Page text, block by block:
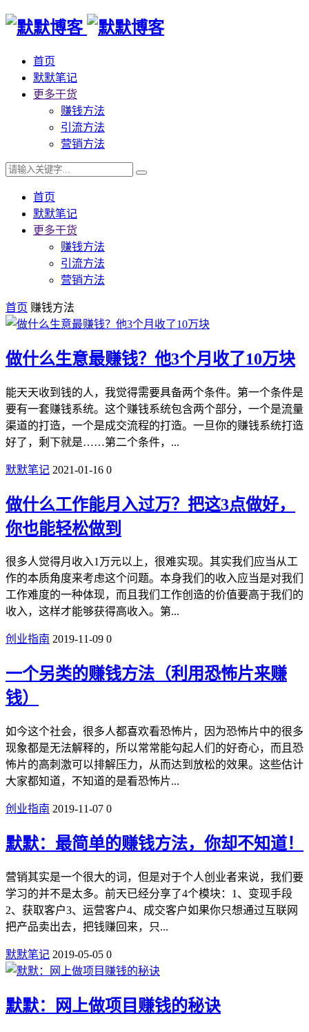
首页
默默笔记
更多干货
赚钱方法
引流方法
营销方法
首页
默默笔记
更多干货
赚钱方法
引流方法
营销方法
首页 赚钱方法
做什么生意最赚钱？他3个月收了10万块
能天天收到钱的人，我觉得需要具备两个条件。第一个条件是
要有一套赚钱系统。这个赚钱系统包含两个部分，一个是流量
渠道的打造，一个是成交流程的打造。一旦你的赚钱系统打造
好了，剩下就是……第二个条件，...
默默笔记 2021-01-16 0
做什么工作能月入过万？把这3点做好，
你也能轻松做到
很多人觉得月收入1万元以上，很难实现。其实我们应当从工
作的本质角度来考虑这个问题。本身我们的收入应当是对我们
工作难度的一种体现，而且我们工作创造的价值要高于我们的
收入，这样才能够获得高收入。第...
创业指南 2019-11-09 0
一个另类的赚钱方法（利用恐怖片来赚
钱）
如今这个社会，很多人都喜欢看恐怖片，因为恐怖片中的很多
现象都是无法解释的，所以常常能勾起人们的好奇心，而且恐
怖片的高刺激可以排解压力，从而达到放松的效果。这些估计
大家都知道，不知道的是看恐怖片...
创业指南 2019-11-07 0
默默：最简单的赚钱方法，你却不知道！
营销其实是一个很大的词，但是对于个人创业者来说，我们要
学习的并不是太多。前天已经分享了4个模块：1、变现手段
2、获取客户3、运营客户4、成交客户如果你只想通过互联网
把产品卖出去，把钱赚回来，只...
默默笔记 2019-05-05 0
默默：网上做项目赚钱的秘诀